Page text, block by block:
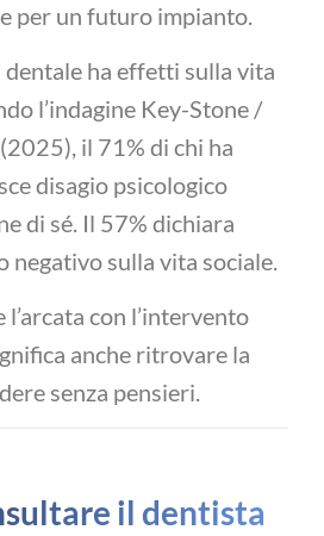
per un futuro impianto.
ha effetti sulla vita
l’indagine Key-Stone /
il 71% di chi ha
disagio psicologico
di sé. Il 57% dichiara
negativo sulla vita sociale.
con l’intervento
anche ritrovare la
senza pensieri.
il dentista